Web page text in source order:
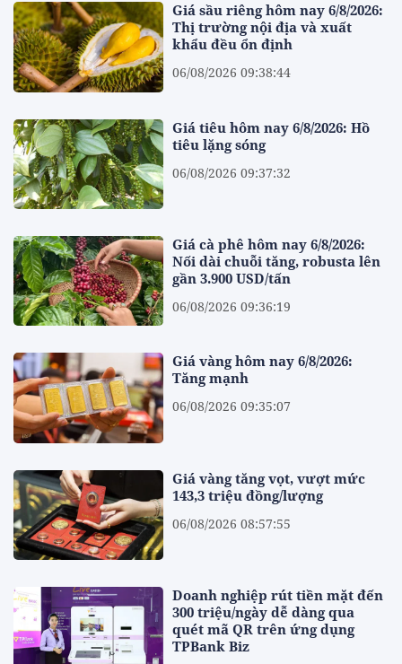
Giá sầu riêng hôm nay 6/8/2026:
Thị trường nội địa và xuất
khẩu đều ổn định
06/08/2026 09:38:44
Giá tiêu hôm nay 6/8/2026: Hồ
tiêu lặng sóng
06/08/2026 09:37:32
Giá cà phê hôm nay 6/8/2026:
Nối dài chuỗi tăng, robusta lên
gần 3.900 USD/tấn
06/08/2026 09:36:19
Giá vàng hôm nay 6/8/2026:
Tăng mạnh
06/08/2026 09:35:07
Giá vàng tăng vọt, vượt mức
143,3 triệu đồng/lượng
06/08/2026 08:57:55
Doanh nghiệp rút tiền mặt đến
300 triệu/ngày dễ dàng qua
quét mã QR trên ứng dụng
TPBank Biz